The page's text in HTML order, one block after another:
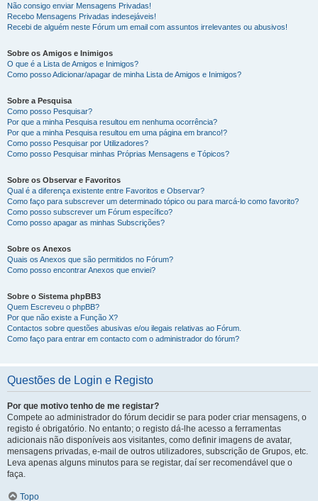
Não consigo enviar Mensagens Privadas!
Recebo Mensagens Privadas indesejáveis!
Recebi de alguém neste Fórum um email com assuntos irrelevantes ou abusivos!
Sobre os Amigos e Inimigos
O que é a Lista de Amigos e Inimigos?
Como posso Adicionar/apagar de minha Lista de Amigos e Inimigos?
Sobre a Pesquisa
Como posso Pesquisar?
Por que a minha Pesquisa resultou em nenhuma ocorrência?
Por que a minha Pesquisa resultou em uma página em branco!?
Como posso Pesquisar por Utilizadores?
Como posso Pesquisar minhas Próprias Mensagens e Tópicos?
Sobre os Observar e Favoritos
Qual é a diferença existente entre Favoritos e Observar?
Como faço para subscrever um determinado tópico ou para marcá-lo como favorito?
Como posso subscrever um Fórum específico?
Como posso apagar as minhas Subscrições?
Sobre os Anexos
Quais os Anexos que são permitidos no Fórum?
Como posso encontrar Anexos que enviei?
Sobre o Sistema phpBB3
Quem Escreveu o phpBB?
Por que não existe a Função X?
Contactos sobre questões abusivas e/ou ilegais relativas ao Fórum.
Como faço para entrar em contacto com o administrador do fórum?
Questões de Login e Registo
Por que motivo tenho de me registar?
Compete ao administrador do fórum decidir se para poder criar mensagens, o
registo é obrigatório. No entanto; o registo dá-lhe acesso a ferramentas
adicionais não disponíveis aos visitantes, como definir imagens de avatar,
mensagens privadas, e-mail de outros utilizadores, subscrição de Grupos, etc.
Leva apenas alguns minutos para se registar, daí ser recomendável que o
faça.
Topo